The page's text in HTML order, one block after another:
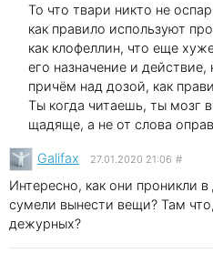
То что твари никто не
как правило используют
как клофеллин, что еще
его назначение и
причём над дозой, как
Ты когда читаешь, ты мозг
щадяще, а не от слова
Galifax 27.01.2020 21:06 #
Интересно, как они проникли
сумели вынести вещи? Там
дежурных?